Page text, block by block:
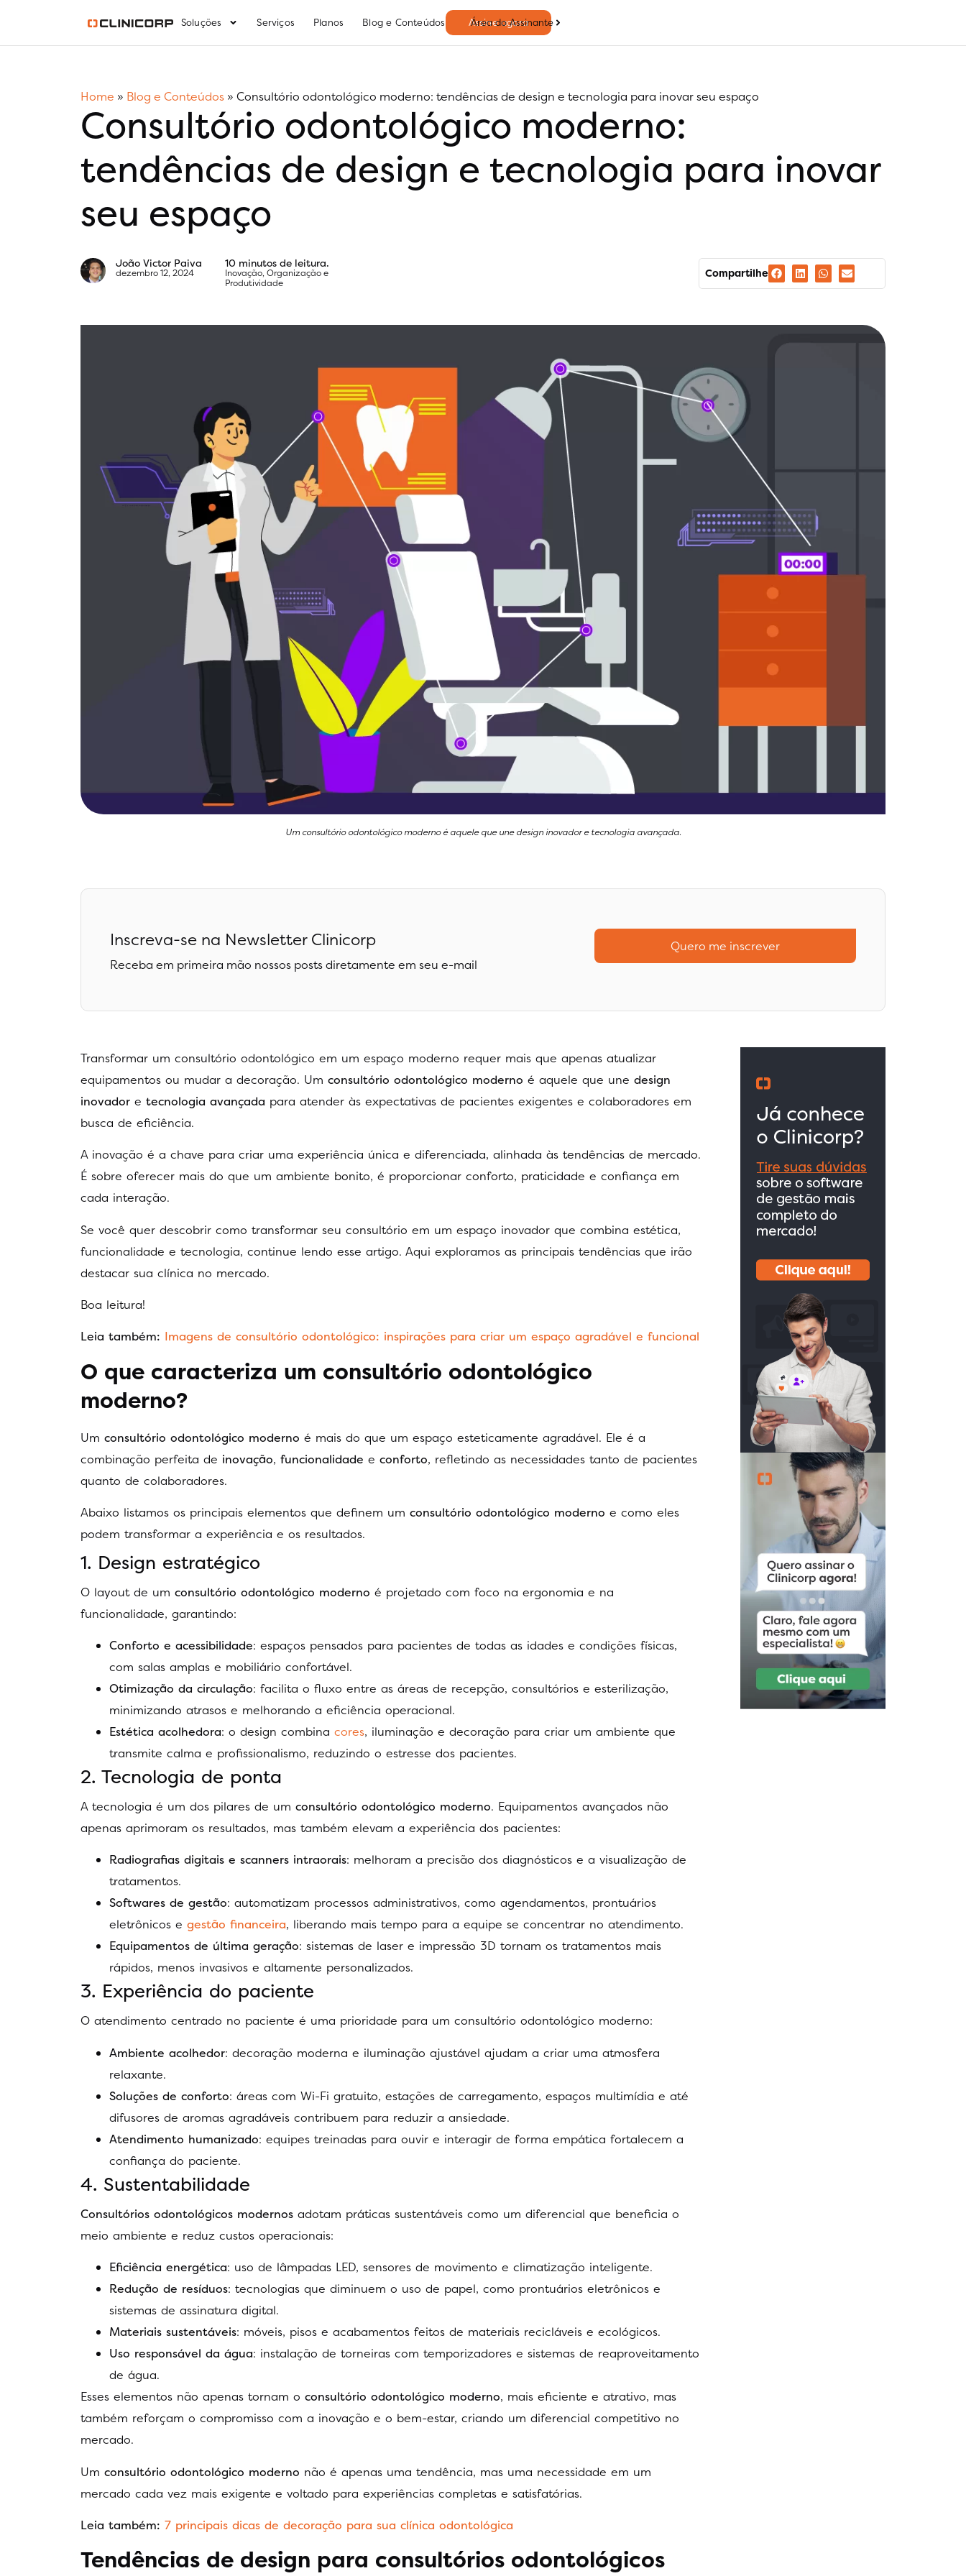
Soluções Serviços Planos Blog e Conteúdos Assine agora
Área do Assinante
Home » Blog e Conteúdos » Consultório odontológico moderno: tendências de design e tecnologia para inovar seu espaço
Consultório odontológico moderno:
tendências de design e tecnologia para inovar
seu espaço
João Victor Paiva
dezembro 12, 2024
10 minutos de leitura.
Inovação,Organização e
Produtividade
Compartilhe
Um consultório odontológico moderno é aquele que une design inovador e tecnologia avançada.
Inscreva-se na Newsletter Clinicorp
Receba em primeira mão nossos posts diretamente em seu e-mail
Quero me inscrever
Transformar um consultório odontológico em um espaço moderno requer mais que apenas atualizar
equipamentos ou mudar a decoração. Um consultório odontológico moderno é aquele que une design
inovador e tecnologia avançada para atender às expectativas de pacientes exigentes e colaboradores em
busca de eficiência.
A inovação é a chave para criar uma experiência única e diferenciada, alinhada às tendências de mercado.
É sobre oferecer mais do que um ambiente bonito, é proporcionar conforto, praticidade e confiança em
cada interação.
Se você quer descobrir como transformar seu consultório em um espaço inovador que combina estética,
funcionalidade e tecnologia, continue lendo esse artigo. Aqui exploramos as principais tendências que irão
destacar sua clínica no mercado.
Boa leitura!
Leia também: Imagens de consultório odontológico: inspirações para criar um espaço agradável e funcional
O que caracteriza um consultório odontológico
moderno?
Um consultório odontológico moderno é mais do que um espaço esteticamente agradável. Ele é a
combinação perfeita de inovação, funcionalidade e conforto, refletindo as necessidades tanto de pacientes
quanto de colaboradores.
Abaixo listamos os principais elementos que definem um consultório odontológico moderno e como eles
podem transformar a experiência e os resultados.
1. Design estratégico
O layout de um consultório odontológico moderno é projetado com foco na ergonomia e na
funcionalidade, garantindo:
Conforto e acessibilidade: espaços pensados para pacientes de todas as idades e condições físicas,
com salas amplas e mobiliário confortável.
Otimização da circulação: facilita o fluxo entre as áreas de recepção, consultórios e esterilização,
minimizando atrasos e melhorando a eficiência operacional.
Estética acolhedora: o design combina cores, iluminação e decoração para criar um ambiente que
transmite calma e profissionalismo, reduzindo o estresse dos pacientes.
2. Tecnologia de ponta
A tecnologia é um dos pilares de um consultório odontológico moderno. Equipamentos avançados não
apenas aprimoram os resultados, mas também elevam a experiência dos pacientes:
Radiografias digitais e scanners intraorais: melhoram a precisão dos diagnósticos e a visualização de
tratamentos.
Softwares de gestão: automatizam processos administrativos, como agendamentos, prontuários
eletrônicos e gestão financeira, liberando mais tempo para a equipe se concentrar no atendimento.
Equipamentos de última geração: sistemas de laser e impressão 3D tornam os tratamentos mais
rápidos, menos invasivos e altamente personalizados.
3. Experiência do paciente
O atendimento centrado no paciente é uma prioridade para um consultório odontológico moderno:
Ambiente acolhedor: decoração moderna e iluminação ajustável ajudam a criar uma atmosfera
relaxante.
Soluções de conforto: áreas com Wi-Fi gratuito, estações de carregamento, espaços multimídia e até
difusores de aromas agradáveis contribuem para reduzir a ansiedade.
Atendimento humanizado: equipes treinadas para ouvir e interagir de forma empática fortalecem a
confiança do paciente.
4. Sustentabilidade
Consultórios odontológicos modernos adotam práticas sustentáveis como um diferencial que beneficia o
meio ambiente e reduz custos operacionais:
Eficiência energética: uso de lâmpadas LED, sensores de movimento e climatização inteligente.
Redução de resíduos: tecnologias que diminuem o uso de papel, como prontuários eletrônicos e
sistemas de assinatura digital.
Materiais sustentáveis: móveis, pisos e acabamentos feitos de materiais recicláveis e ecológicos.
Uso responsável da água: instalação de torneiras com temporizadores e sistemas de reaproveitamento
de água.
Esses elementos não apenas tornam o consultório odontológico moderno, mais eficiente e atrativo, mas
também reforçam o compromisso com a inovação e o bem-estar, criando um diferencial competitivo no
mercado.
Um consultório odontológico moderno não é apenas uma tendência, mas uma necessidade em um
mercado cada vez mais exigente e voltado para experiências completas e satisfatórias.
Leia também: 7 principais dicas de decoração para sua clínica odontológica
Tendências de design para consultórios odontológicos